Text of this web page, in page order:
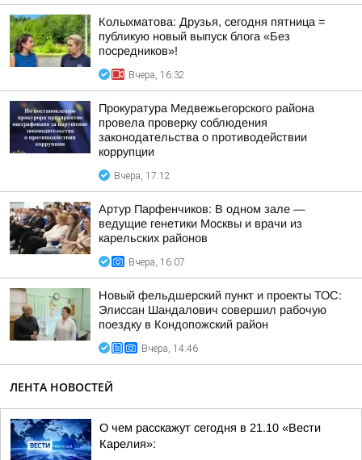
Колыхматова: Друзья, сегодня пятница =
публикую новый выпуск блога «Без
посредников»!
Вчера, 16:32
Прокуратура Медвежьегорского района
провела проверку соблюдения
законодательства о противодействии
коррупции
Вчера, 17:12
Артур Парфенчиков: В одном зале —
ведущие генетики Москвы и врачи из
карельских районов
Вчера, 16:07
Новый фельдшерский пункт и проекты ТОС:
Элиссан Шандалович совершил рабочую
поездку в Кондопожский район
Вчера, 14:46
ЛЕНТА НОВОСТЕЙ
О чем расскажут сегодня в 21.10 «Вести
Карелия»: